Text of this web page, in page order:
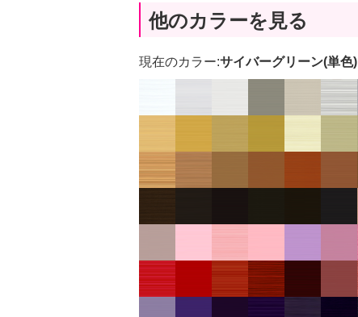
他のカラーを見る
現在のカラー:サイバーグリーン(単色)